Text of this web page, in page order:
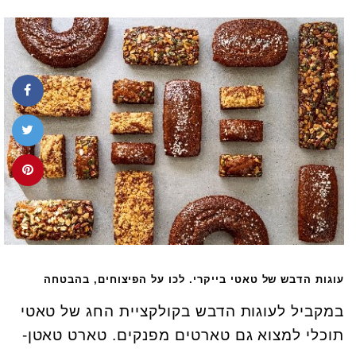
עוגות הדבש של טאטי בייקרי. לכו על הפיצוחים, בהבטחה
במקביל לעוגות הדבש בקולקציית החג של טאטי
תוכלי למצוא גם טארטים מפנקים. טארט טאטן-